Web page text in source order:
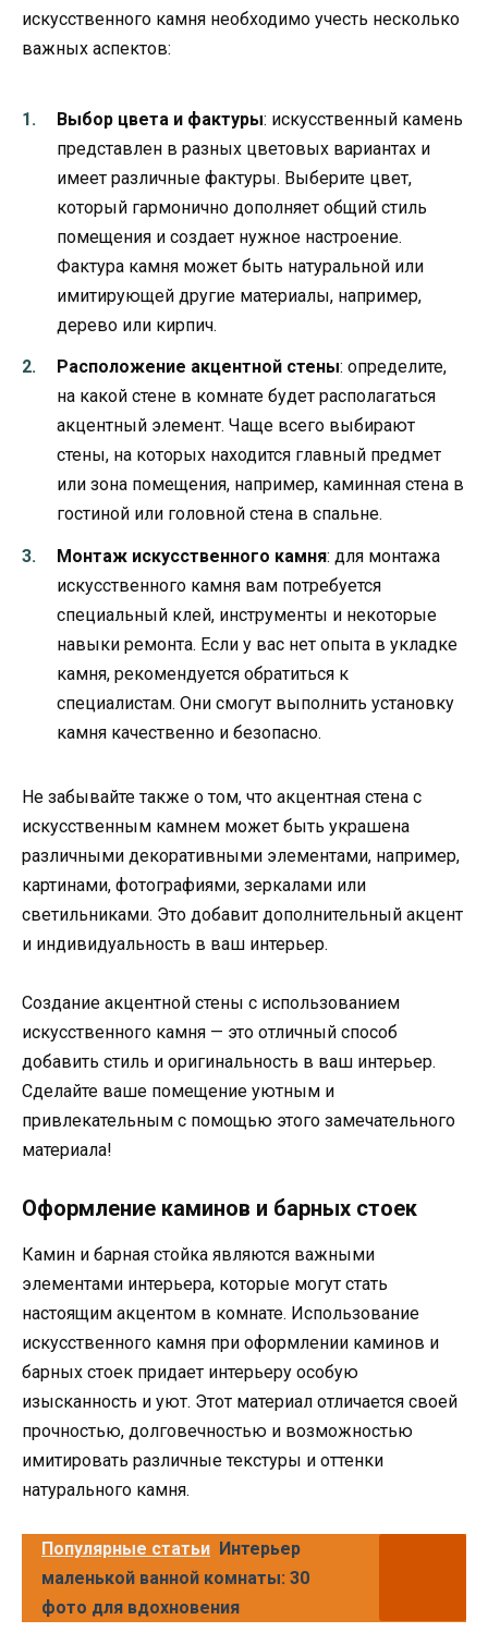
искусственного камня необходимо учесть несколько
важных аспектов:
Выбор цвета и фактуры: искусственный камень
представлен в разных цветовых вариантах и
имеет различные фактуры. Выберите цвет,
который гармонично дополняет общий стиль
помещения и создает нужное настроение.
Фактура камня может быть натуральной или
имитирующей другие материалы, например,
дерево или кирпич.
Расположение акцентной стены: определите,
на какой стене в комнате будет располагаться
акцентный элемент. Чаще всего выбирают
стены, на которых находится главный предмет
или зона помещения, например, каминная стена в
гостиной или головной стена в спальне.
Монтаж искусственного камня: для монтажа
искусственного камня вам потребуется
специальный клей, инструменты и некоторые
навыки ремонта. Если у вас нет опыта в укладке
камня, рекомендуется обратиться к
специалистам. Они смогут выполнить установку
камня качественно и безопасно.
Не забывайте также о том, что акцентная стена с
искусственным камнем может быть украшена
различными декоративными элементами, например,
картинами, фотографиями, зеркалами или
светильниками. Это добавит дополнительный акцент
и индивидуальность в ваш интерьер.
Создание акцентной стены с использованием
искусственного камня — это отличный способ
добавить стиль и оригинальность в ваш интерьер.
Сделайте ваше помещение уютным и
привлекательным с помощью этого замечательного
материала!
Оформление каминов и барных стоек
Камин и барная стойка являются важными
элементами интерьера, которые могут стать
настоящим акцентом в комнате. Использование
искусственного камня при оформлении каминов и
барных стоек придает интерьеру особую
изысканность и уют. Этот материал отличается своей
прочностью, долговечностью и возможностью
имитировать различные текстуры и оттенки
натурального камня.
Популярные статьи Интерьер
маленькой ванной комнаты: 30
фото для вдохновения